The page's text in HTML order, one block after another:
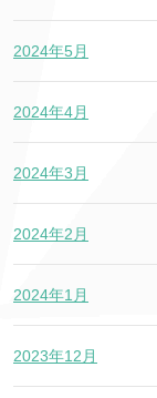
2024年5月
2024年4月
2024年3月
2024年2月
2024年1月
2023年12月